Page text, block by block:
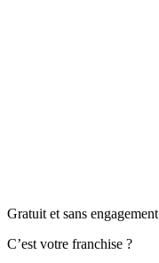
Gratuit et sans engagement
C’est votre franchise ?